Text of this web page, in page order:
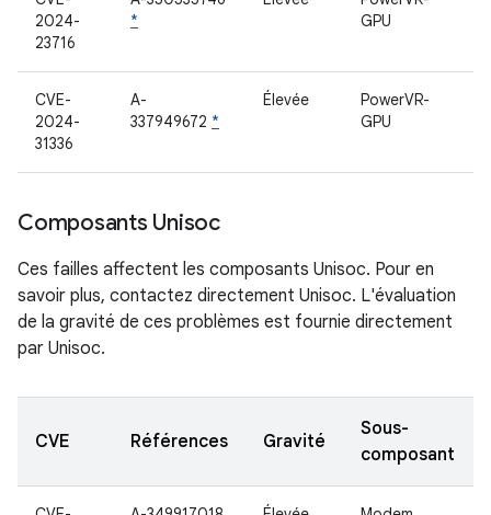
2024-
23716
*
GPU
CVE-
2024-
31336
A-
337949672 *
Élevée
PowerVR-
GPU
Composants Unisoc
Ces failles affectent les composants Unisoc. Pour en
savoir plus, contactez directement Unisoc. L'évaluation
de la gravité de ces problèmes est fournie directement
par Unisoc.
CVE Références Gravité
Sous-
composant